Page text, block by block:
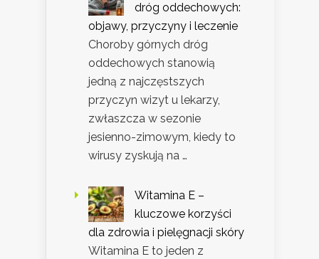
dróg oddechowych:
objawy, przyczyny i leczenie
Choroby górnych dróg
oddechowych stanowią
jedną z najczęstszych
przyczyn wizyt u lekarzy,
zwłaszcza w sezonie
jesienno-zimowym, kiedy to
wirusy zyskują na …
Witamina E –
kluczowe korzyści
dla zdrowia i pielęgnacji skóry
Witamina E to jeden z